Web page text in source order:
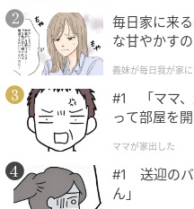
24時間有人対応
長時間受付
清掃員配置
警備員配置
さらに築年数が経過する
持費の両方が家計へ重く
管理会社からは次のよう
毎日家に来
な甘やかす
が】
義妹が毎日我が家
#1 「ママ、
って部屋を
ママが家出した
#1 送迎のバ
ん」